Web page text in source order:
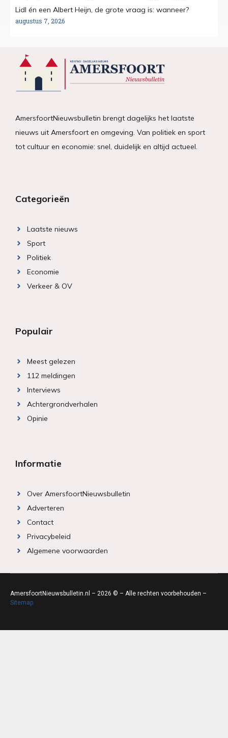
Lidl én een Albert Heijn, de grote vraag is: wanneer?
augustus 7, 2026
AmersfoortNieuwsbulletin brengt dagelijks het laatste
nieuws uit Amersfoort en omgeving. Van politiek en sport
tot cultuur en economie: snel, duidelijk en altijd actueel.
Categorieën
Laatste nieuws
Sport
Politiek
Economie
Verkeer & OV
Populair
Meest gelezen
112 meldingen
Interviews
Achtergrondverhalen
Opinie
Informatie
Over AmersfoortNieuwsbulletin
Adverteren
Contact
Privacybeleid
Algemene voorwaarden
AmersfoortNieuwsbulletin.nl – 2026 © – Alle rechten voorbehouden –
Sitemap